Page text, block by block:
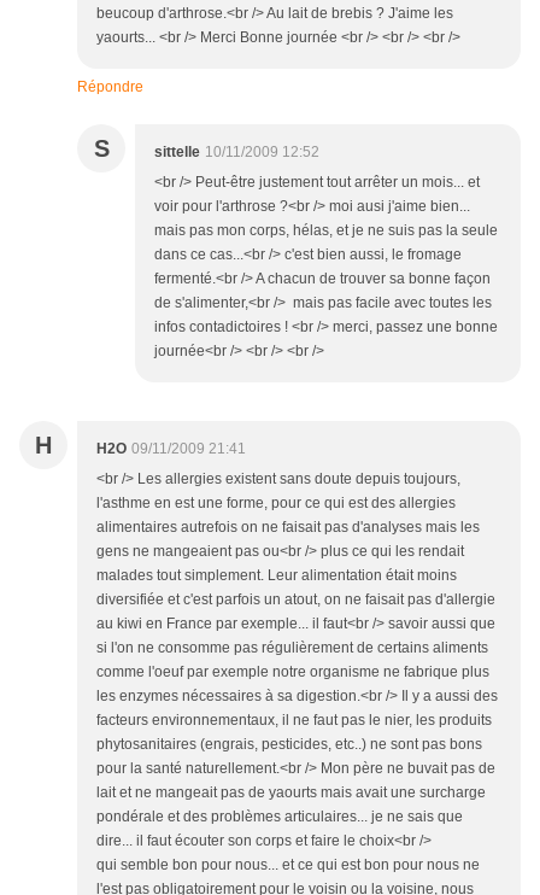
beucoup d'arthrose.<br /> Au lait de brebis ? J'aime les
yaourts... <br /> Merci Bonne journée <br /> <br /> <br />
Répondre
S sittelle 10/11/2009 12:52
<br /> Peut-être justement tout arrêter un mois... et
voir pour l'arthrose ?<br /> moi ausi j'aime bien...
mais pas mon corps, hélas, et je ne suis pas la seule
dans ce cas...<br /> c'est bien aussi, le fromage
fermenté.<br /> A chacun de trouver sa bonne façon
de s'alimenter,<br /> mais pas facile avec toutes les
infos contadictoires ! <br /> merci, passez une bonne
journée<br /> <br /> <br />
H H2O 09/11/2009 21:41
<br /> Les allergies existent sans doute depuis toujours,
l'asthme en est une forme, pour ce qui est des allergies
alimentaires autrefois on ne faisait pas d'analyses mais les
gens ne mangeaient pas ou<br /> plus ce qui les rendait
malades tout simplement. Leur alimentation était moins
diversifiée et c'est parfois un atout, on ne faisait pas d'allergie
au kiwi en France par exemple... il faut<br /> savoir aussi que
si l'on ne consomme pas régulièrement de certains aliments
comme l'oeuf par exemple notre organisme ne fabrique plus
les enzymes nécessaires à sa digestion.<br /> Il y a aussi des
facteurs environnementaux, il ne faut pas le nier, les produits
phytosanitaires (engrais, pesticides, etc..) ne sont pas bons
pour la santé naturellement.<br /> Mon père ne buvait pas de
lait et ne mangeait pas de yaourts mais avait une surcharge
pondérale et des problèmes articulaires... je ne sais que
dire... il faut écouter son corps et faire le choix<br />
qui semble bon pour nous... et ce qui est bon pour nous ne
l'est pas obligatoirement pour le voisin ou la voisine, nous